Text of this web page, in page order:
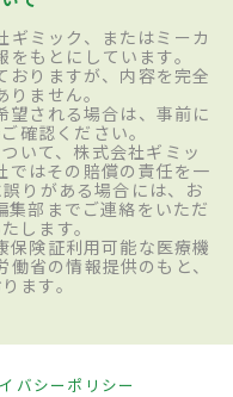
ギミック、またはミーカ
もとにしています。
おりますが、内容を完全
ません。
望される場合は、事前に
確認ください。
いて、株式会社ギミッ
ではその賠償の責任を一
りがある場合には、お
集部までご連絡をいただ
します。
保険証利用可能な医療機
省の情報提供のもと、
ます。
バシーポリシー